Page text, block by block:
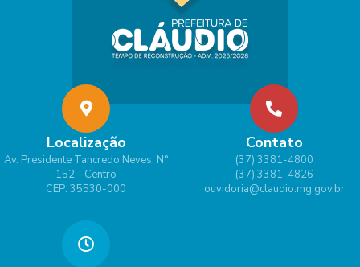
Localização
Av. Presidente Tancredo Neves, N°
152 - Centro
CEP: 35530-000
Contato
(37) 3381-4800
(37) 3381-4826
ouvidoria@claudio.mg.gov.br